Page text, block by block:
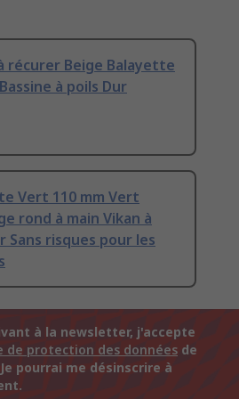
récurer Beige Balayette
Bassine à poils Dur
Vert 110 mm Vert
rond à main Vikan à
Sans risques pour les
à la newsletter, j'accepte
de protection des données de
Je pourrai me désinscrire à